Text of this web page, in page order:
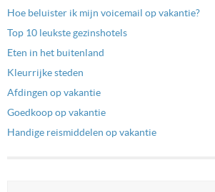
Hoe beluister ik mijn voicemail op vakantie?
Top 10 leukste gezinshotels
Eten in het buitenland
Kleurrijke steden
Afdingen op vakantie
Goedkoop op vakantie
Handige reismiddelen op vakantie